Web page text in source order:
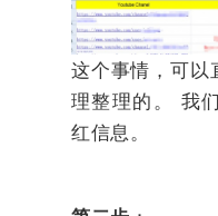
这个事情，可以
理整理的。 我
红信息。